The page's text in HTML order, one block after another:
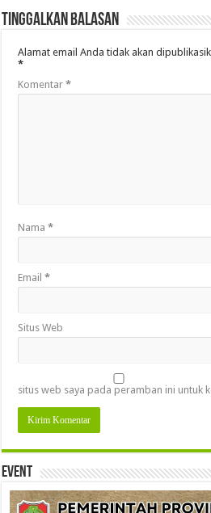
Tinggalkan Balasan
Alamat email Anda tidak akan
*
Komentar*
Nama*
Email*
Situs Web
situs web saya pada peramban ini untuk
Event